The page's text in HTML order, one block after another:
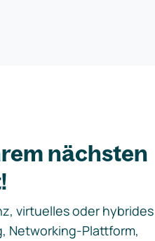
nächsten
virtuelles oder hybrides
Networking-Plattform,